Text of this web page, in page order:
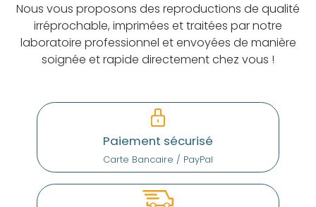
Nous vous proposons des reproductions de qualité
irréprochable, imprimées et traitées par notre
laboratoire professionnel et envoyées de manière
soignée et rapide directement chez vous !
Paiement sécurisé
Carte Bancaire / PayPal